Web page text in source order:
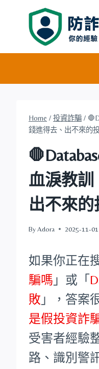
Home / 投資詐騙 /
錢進得去、出不來的
血淚教訓
出不來
ByAdora 2025-11-01
如果你正在
騙嗎 」或「
敗 」，答案
是假投資詐
受害者經驗
路、識別警